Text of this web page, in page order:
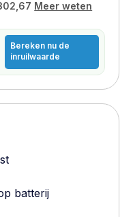
Meer weten
Bereken nu de
inruilwaarde
batterij